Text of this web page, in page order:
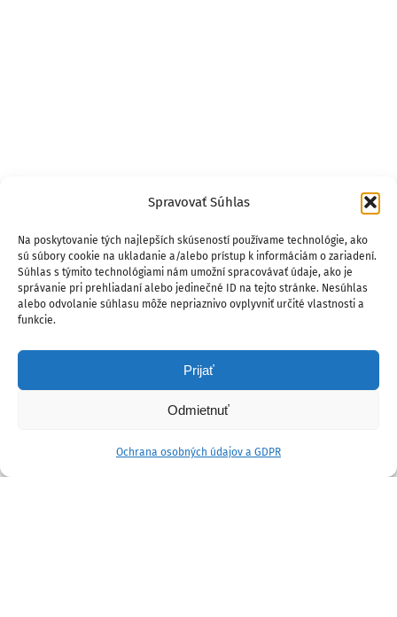
Spravovať Súhlas
Na poskytovanie tých najlepších skúseností používame technológie, ako
sú súbory cookie na ukladanie a/alebo prístup k informáciám o zariadení.
Súhlas s týmito technológiami nám umožní spracovávať údaje, ako je
správanie pri prehliadaní alebo jedinečné ID na tejto stránke. Nesúhlas
alebo odvolanie súhlasu môže nepriaznivo ovplyvniť určité vlastnosti a
funkcie.
Prijať
Odmietnuť
Ochrana osobných údajov a GDPR